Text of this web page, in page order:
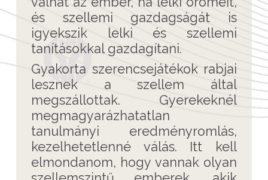
és szellemi gazdagságát is
igyekszik lelki és szellemi
tanításokkal gazdagítani.
Gyakorta szerencsejátékok rabjai
lesznek a szellem által
megszállottak. Gyerekeknél
megmagyarázhatatlan
tanulmányi eredményromlás,
kezelhetetlenné válás. Itt kell
elmondanom, hogy vannak olyan